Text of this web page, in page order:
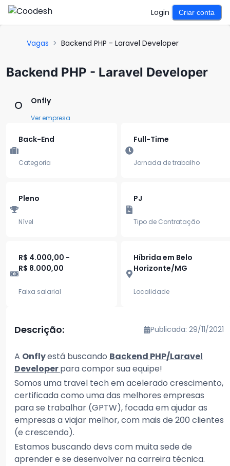
Login Criar conta
Vagas > Backend PHP - Laravel Developer
Backend PHP - Laravel Developer
O Onfly
Ver empresa
Back-End
Categoria
Full-Time
Jornada de trabalho
Pleno
Nível
PJ
Tipo de Contratação
R$ 4.000,00 -
R$ 8.000,00
Faixa salarial
Híbrida em Belo
Horizonte/MG
Localidade
Descrição: Publicada: 29/11/2021
A Onflyestá buscando Backend PHP/Laravel
Developerpara compor sua equipe!
Somos uma travel tech em acelerado crescimento,
certificada como uma das melhores empresas
para se trabalhar (GPTW), focada em ajudar as
empresas a viajar melhor, com mais de 200 clientes
(e crescendo).
Estamos buscando devs com muita sede de
aprender e se desenvolver na carreira técnica.